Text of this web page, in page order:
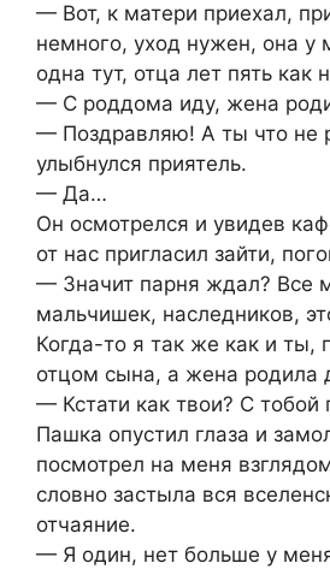
— Вот, к матери приехал,
немного, уход нужен, она у
одна тут, отца лет пять как
— С роддома иду, жена
— Поздравляю! А ты что не
улыбнулся приятель.
— Да…
Он осмотрелся и увидев
от нас пригласил зайти,
— Значит парня ждал? Все
мальчишек, наследников,
Когда-то я так же как и ты,
отцом сына, а жена родила
— Кстати как твои? С тобой
Пашка опустил глаза и
посмотрел на меня
словно застыла вся
отчаяние.
— Я один, нет больше у